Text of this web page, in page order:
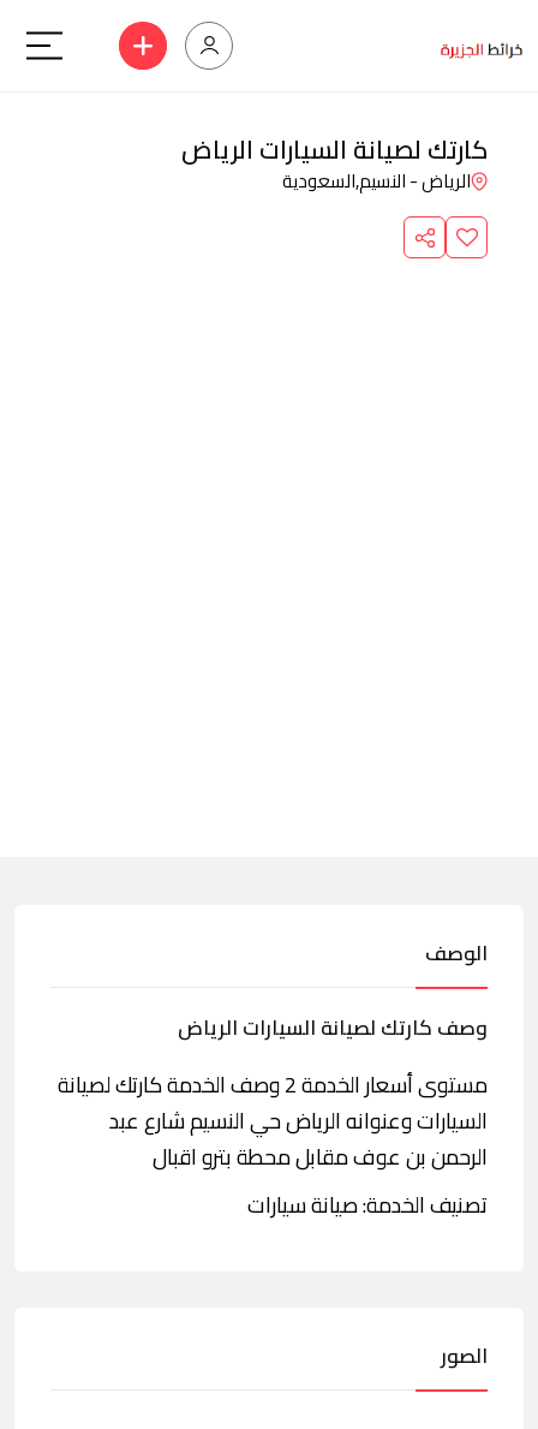
كارتك لصيانة السيارات الرياض
الرياض - النسيم,السعودية
الوصف
وصف كارتك لصيانة السيارات الرياض
مستوى أسعار الخدمة 2 وصف الخدمة كارتك لصيانة
السيارات وعنوانه الرياض حي النسيم شارع عبد
الرحمن بن عوف مقابل محطة بترو اقبال
تصنيف الخدمة: صيانة سيارات
الصور